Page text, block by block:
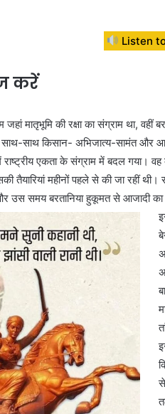
Listen
करें
मातृभूमि की रक्षा का संग्राम था,
साथ किसान- अभिजात्य-सामंत और
एकता के संग्राम में बदल गया।
तैयारियां महीनों पहले से की जा रहीं
उस समय बरतानिया हुकूमत से आजादी का